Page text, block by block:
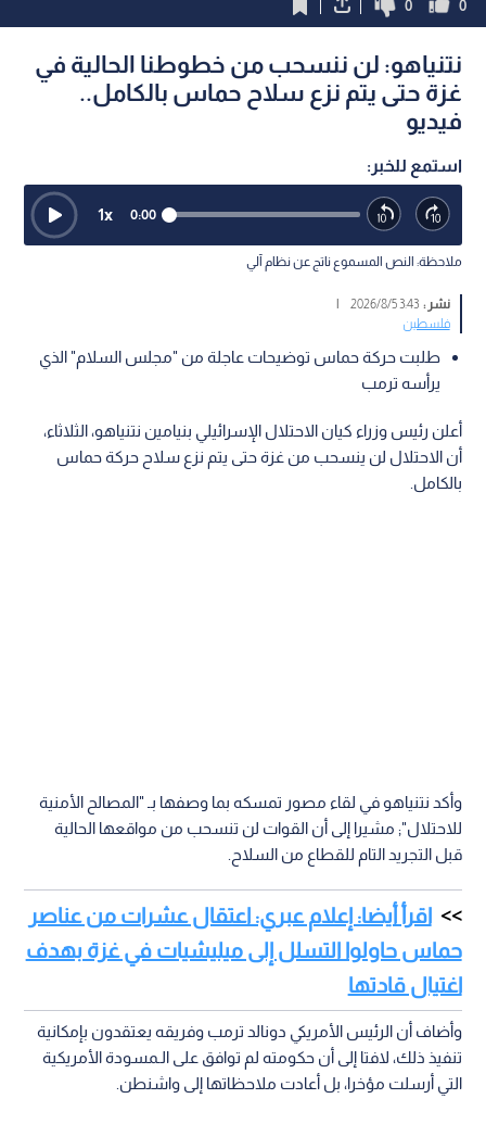
0
0
نتنياهو: لن ننسحب من خطوطنا الحالية في
غزة حتى يتم نزع سلاح حماس بالكامل..
فيديو
استمع للخبر:
0:00
1x
ملاحظة: النص المسموع ناتج عن نظام آلي
نشر :3:43 2026/8/5
|
فلسطين
طلبت حركة حماس توضيحات عاجلة من "مجلس السلام" الذي
يرأسه ترمب
أعلن رئيس وزراء كيان الاحتلال الإسرائيلي بنيامين نتنياهو، الثلاثاء،
أن الاحتلال لن ينسحب من غزة حتى يتم نزع سلاح حركة حماس
بالكامل.
وأكد نتنياهو في لقاء مصور تمسكه بما وصفها بـ "المصالح الأمنية
للاحتلال"; مشيرا إلى أن القوات لن تنسحب من مواقعها الحالية
قبل التجريد التام للقطاع من السلاح.
اقرأ أيضا: إعلام عبري: اعتقال عشرات من عناصر
حماس حاولوا التسلل إلى ميليشيات في غزة بهدف
اغتيال قادتها
وأضاف أن الرئيس الأمريكي دونالد ترمب وفريقه يعتقدون بإمكانية
تنفيذ ذلك، لافتا إلى أن حكومته لم توافق على الـمسودة الأمريكية
التي أرسلت مؤخرا، بل أعادت ملاحظاتها إلى واشنطن.